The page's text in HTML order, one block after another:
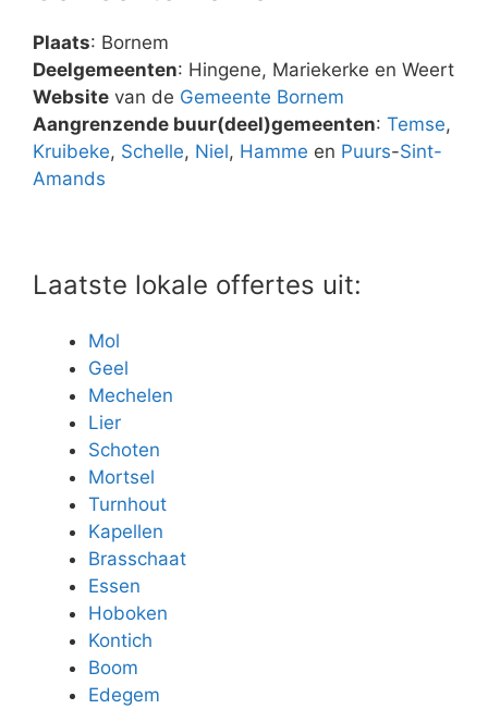
Plaats: Bornem
Deelgemeenten: Hingene, Mariekerke en Weert
Website van de Gemeente Bornem
Aangrenzende buur(deel)gemeenten: Temse,
Kruibeke, Schelle, Niel, Hamme en Puurs-Sint-
Amands
Laatste lokale offertes uit:
Mol
Geel
Mechelen
Lier
Schoten
Mortsel
Turnhout
Kapellen
Brasschaat
Essen
Hoboken
Kontich
Boom
Edegem